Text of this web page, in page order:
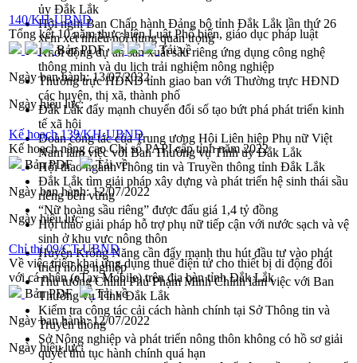
ủy Đắk Lắk
Hội nghị Ban Chấp hành Đảng bộ tỉnh Đắk Lắk lần thứ 26
xem xét nhiều nội dung quan trọng
Khởi động dự án sản xuất sầu riêng ứng dụng công nghệ
thông minh và du lịch trải nghiệm nông nghiệp
Thường trực HĐND tỉnh giao ban với Thường trực HĐND
các huyện, thị xã, thành phố
Đắk Lắk đẩy mạnh chuyển đổi số tạo bứt phá phát triển kinh
tế xã hội
Đoàn công tác của Trung ương Hội Liên hiệp Phụ nữ Việt
Nam làm việc với Ban Thường vụ Tỉnh ủy Đắk Lắk
Hội thao ngành Thông tin và Truyền thông tỉnh Đắk Lắk
Đắk Lắk tìm giải pháp xây dựng và phát triển hệ sinh thái sầu
riêng bền vững
“Nữ hoàng sầu riêng” được đấu giá 1,4 tỷ đồng
Hội thảo giải pháp hỗ trợ phụ nữ tiếp cận với nước sạch và vệ
sinh ở khu vực nông thôn
Huyện Krông Năng cần đẩy mạnh thu hút đầu tư vào phát
triển nông nghiệp
Thủ tướng Chính Phủ Phạm Minh Chính làm việc với Ban
Thường vụ Tỉnh Đắk Lắk
Kiểm tra công tác cải cách hành chính tại Sở Thông tin và
Truyền thông
Sở Nông nghiệp và phát triển nông thôn không có hồ sơ giải
quyết thủ tục hành chính quá hạn
140/KH-UBND
Tổng kết 10 năm thực hiện Luật Phổ biến, giáo dục pháp luật
Bản PDF
Tải về
Ngày ban hành:13/07/2022
Ngày hiệu lực:
Kế hoạch 139/KH-UBND
Kế hoạch nâng cao Chỉ số PAPI cấp tỉnh năm 2022
Bản PDF
Tải về
Ngày ban hành:12/07/2022
Ngày hiệu lực:
Chỉ thị 09/CT-UBND
Về việc triển khai ứng dụng thuế điện tử cho thiết bị di động đối
với cá nhân (eTax Mobile) trên địa bàn tỉnh Đắk Lắk
Bản PDF
Tải về
Ngày ban hành:12/07/2022
Ngày hiệu lực: